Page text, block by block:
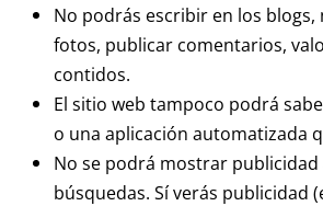
No podrás escribir en los
fotos, publicar comentarios,
contidos.
El sitio web tampoco podrá
o una aplicación automatizada
No se podrá mostrar
búsquedas. Sí verás publicidad